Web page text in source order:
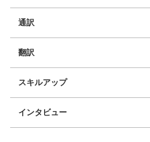
通訳
翻訳
スキルアップ
インタビュー